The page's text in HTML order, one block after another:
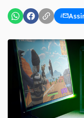
Confirmo que li,
Uso e Política de